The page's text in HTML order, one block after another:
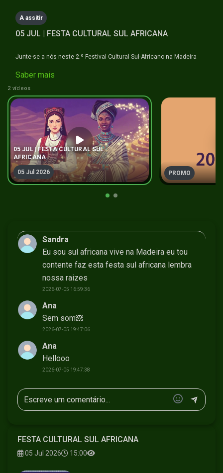
14
minutes,
24
A assitir
05 JUL | FESTA CULTURAL SUL AFRICANA
Junte-se a nós neste 2.º Festival Cultural Sul-Africano na Madeira
#festaculturalsulafricana #naminhaterratv
Saber mais
2 vídeos
05 JUL | FESTA CULTURAL SUL
AFRICANA
05 Jul 2026 PROMO
Sandra
Eu sou sul africana vive na Madeira eu tou
contente faz esta festa sul africana lembra
nossa raizes
2026-07-05 16:59:36
Ana
Sem som🙈
2026-07-05 19:47:06
Ana
Hellooo
2026-07-05 19:47:38
FESTA CULTURAL SUL AFRICANA
05 Jul 2026 15:00